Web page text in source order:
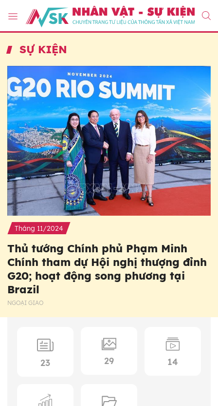
SỰ KIỆN
Tháng 11/2024
Thủ tướng Chính phủ Phạm Minh
Chính tham dự Hội nghị thượng đỉnh
G20; hoạt động song phương tại
Brazil
NGOẠI GIAO
23 29 14